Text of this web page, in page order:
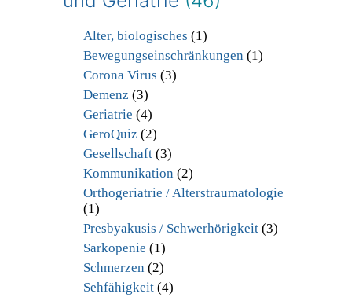
Alter, biologisches (1)
Bewegungseinschränkungen (1)
Corona Virus (3)
Demenz (3)
Geriatrie (4)
GeroQuiz (2)
Gesellschaft(3)
Kommunikation (2)
Orthogeriatrie / Alterstraumatologie
(1)
Presbyakusis / Schwerhörigkeit(3)
Sarkopenie (1)
Schmerzen (2)
Sehfähigkeit(4)